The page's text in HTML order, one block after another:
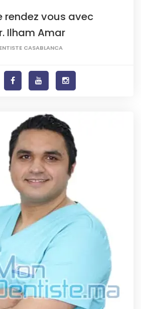
rendez vous avec
Ilham Amar
CASABLANCA